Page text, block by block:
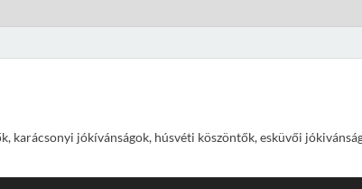
karácsonyi jókívánságok, húsvéti köszöntők, esküvői